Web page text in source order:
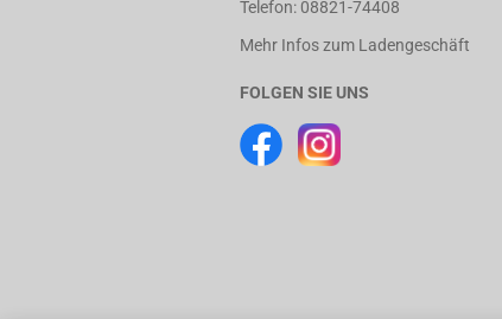
Telefon: 08821-74408
Mehr Infos zum Ladengeschäft
FOLGEN SIE UNS